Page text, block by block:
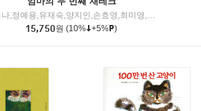
우리나,정예용,유재숙,양지인,손효영,최미영,조민주,이진현,차미숙,서미숙 저
15,750원 (10% +5% )